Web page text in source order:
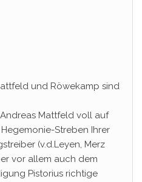
und Röwekamp sind
Mattfeld voll auf
Streben Ihrer
(v.d.Leyen, Merz
vor allem auch dem
Pistorius richtige